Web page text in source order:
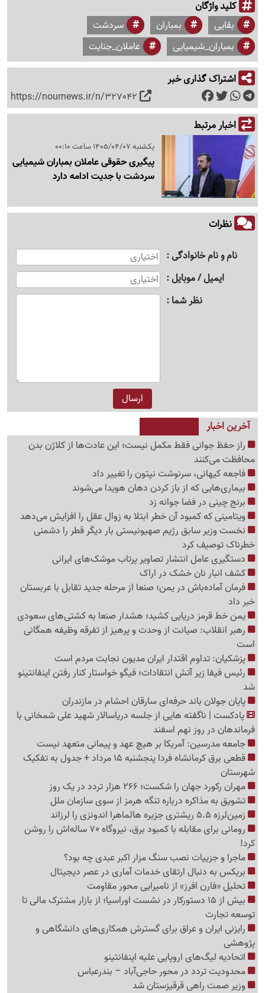
کلید واژگان
بقایی بمباران
سردشت
بمباران_شیمیایی
عاملان_جنایت
اشتراک گذاری خبر
https://nournews.ir/n/327042
اخبار مرتبط
یکشنبه 1405/04/07 ساعت 00:10
پیگیری حقوقی عاملان بمباران شیمیایی
سردشت با جدیت ادامه دارد
نظرات
نام و نام خانوادگی
ایمیل / موبایل
نظر شما
آخرین اخبار
راز حفظ جوانی فقط مکمل نیست؛ این عادت‌ها از کلاژن بدن
محافظت می‌کنند
فاجعه کیهانی، سرنوشت نپتون را تغییر داد
بیماری‌هایی که از باز کردن دهان هویدا می‌شوند
برنج چینی در فضا جوانه زد
ویتامینی که کمبود آن خطر ابتلا به زوال عقل را افزایش می‌دهد
نخست وزیر سابق رژیم صهیونیستی بار دیگر قطر را دشمنی
خطرناک توصیف کرد
دستگیری عامل انتشار تصاویر پرتاب موشک‌های ایرانی
کشف انبار نان خشک در اراک
فرمان آماده‌باش در یمن؛ صنعا از مرحله جدید تقابل با عربستان
خبر داد
یمن خط قرمز دریایی کشید؛ هشدار صنعا به کشتی‌های سعودی
رهبر انقلاب: صیانت از وحدت و پرهیز از تفرقه وظیفه همگانی
است
پزشکیان: تداوم اقتدار ایران مدیون نجابت مردم است
رئیس فیفا زیر آتش انتقادات؛ فیگو خواستار کنار رفتن اینفانتینو
شد
پایان جولان باند حرفه‌ای سارقان احشام در مازندران
پادکست | ناگفته هایی از جلسه دریاسالار شهید علی شمخانی با
فرماندهان در روز نهم اسفند
جامعه مدرسین: آمریکا بر هیچ عهد و پیمانی متعهد نیست
قطعی برق کرمانشاه فردا پنجشنبه 15 مرداد + جدول به تفکیک
شهرستان
مهران رکورد جهان را شکست؛ 266 هزار تردد در یک روز
تشویق به مذاکره درباره تنگه هرمز از سوی سازمان ملل
زمین‌لرزه 5.5 ریشتری جزیره هالماهرا اندونزی را لرزاند
رومانی برای مقابله با کمبود برق، نیروگاه 70 ساله‌اش را روشن
کرد!
ماجرا و جزییات نصب سنگ مزار اکبر عبدی چه بود؟
بریکس به دنبال ارتقای خدمات آماری در عصر دیجیتال
تحلیل «فارن افرز» از نامیرایی محور مقاومت
بیش از 15 دستورکار در نشست اوراسیا؛ از بازار مشترک مالی تا
توسعه تجارت
رایزنی ایران و عراق برای گسترش همکاری‌های دانشگاهی و
پژوهشی
اتحادیه لیگ‌های اروپایی علیه اینفانتینو
محدودیت تردد در محور حاجی‌آباد – بندرعباس
وزیر صمت راهی قرقیزستان شد